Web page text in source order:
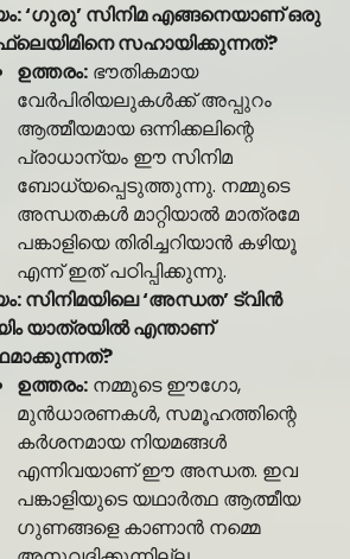
‘ഗുരു’ സിനിമ എങ്ങനെയാണ് ഒരു
സഹായിക്കുന്നത്?
ഉത്തരം: ഭൗതികമായ
വേർപിരിയലുകൾക്ക് അപ്പുറം
ആത്മീയമായ ഒന്നിക്കലിന്റെ
പ്രാധാന്യം ഈ സിനിമ
ബോധ്യപ്പെടുത്തുന്നു. നമ്മുടെ
അന്ധതകൾ മാറ്റിയാൽ മാത്രമേ
പങ്കാളിയെ തിരിച്ചറിയാൻ കഴിയൂ
എന്ന് ഇത് പഠിപ്പിക്കുന്നു.
സിനിമയിലെ ‘അന്ധത’ ട്വിൻ
യാത്രയിൽ എന്താണ്
ഉത്തരം: നമ്മുടെ ഈഗോ,
മുൻധാരണകൾ, സമൂഹത്തിന്റെ
കർശനമായ നിയമങ്ങൾ
എന്നിവയാണ് ഈ അന്ധത. ഇവ
പങ്കാളിയുടെ യഥാർത്ഥ ആത്മീയ
ഗുണങ്ങളെ കാണാൻ നമ്മെ